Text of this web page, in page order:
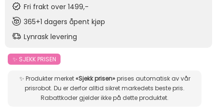
Fri frakt over 1499,-
365+1 dagers åpent kjøp
Lynrask levering
✨ SJEKK PRISEN
✨ Produkter merket«Sjekk prisen»prises automatisk av vår
prisrobot. Du er derfor alltid sikret markedets beste pris.
Rabattkoder gjelder ikke på dette produktet.